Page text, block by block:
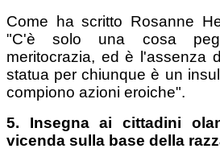
Come ha scritto Rosanne
"C'è solo una cosa
meritocrazia, ed è l'assenza
statua per chiunque è un
compiono azioni eroiche".
5. Insegna ai cittadini
vicenda sulla base della